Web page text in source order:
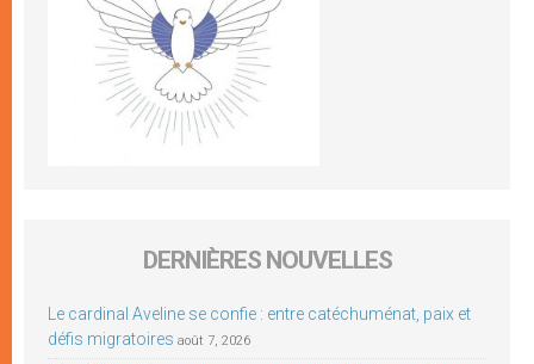
DERNIÈRES NOUVELLES
Le cardinal Aveline se confie : entre catéchuménat, paix et
défis migratoires août 7, 2026